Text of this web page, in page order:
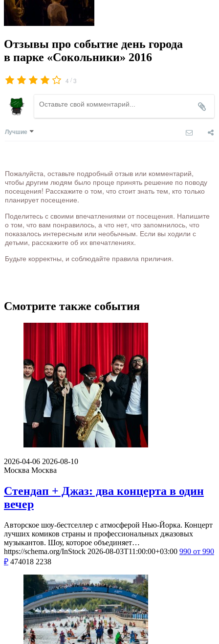
Отзывы про событие день города
в парке «Сокольники» 2016
4 /3
Лучшие
Пожалуйста, оставьте подробный отзыв или комментарий,
чтобы другим людям было проще принять решение по поводу
посещения! Расскажите о том, что стоит знать тем, кто только
планирует посещение.
Поделитесь с своими впечатлениями от посещения. Напишите
о том, что вам понравилось, а что нет, что запомнилось, что
показалось интересным или необычным. Если вы ходили с
детьми, расскажите об их впечатлениях.
Будьте корректны, и соблюдайте правила приличия.
Смотрите также события
2026-04-06 2026-08-10
Москва Москва
Стендап + Джаз: два концерта в один
вечер
Авторское шоу-бестселлер с атмосферой Нью-Йорка. Концерт
лучших комиков страны и профессиональных джазовых
музыкантов. Шоу, которое объединяет…
https://schema.org/InStock 2026-08-03T11:00:00+03:00 990 от 990
₽ 474018 2238